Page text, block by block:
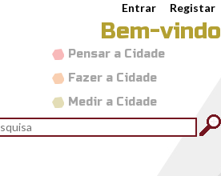
Entrar Registar
Bem-vindo
Pensar a Cidade
Fazer a Cidade
Medir a Cidade
de pesquisa